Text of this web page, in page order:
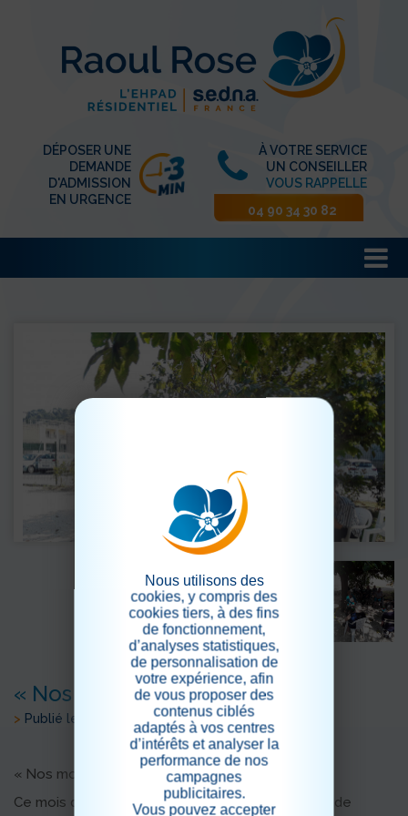
DÉPOSER UNE
DEMANDE
D'ADMISSION
EN URGENCE
À VOTRE SERVICE
UN CONSEILLER
VOUS RAPPELLE
04 90 34 30 82
« Nos moments nature »
> Publié le 01/10/2021
« Nos moments nature »
Ce mois de septembre nous a permis de profiter de
Nous utilisons des
cookies, y compris des
cookies tiers, à des fins
de fonctionnement,
d’analyses statistiques,
de personnalisation de
votre expérience, afin
de vous proposer des
contenus ciblés
adaptés à vos centres
d’intérêts et analyser la
performance de nos
campagnes
publicitaires.
Vous pouvez accepter